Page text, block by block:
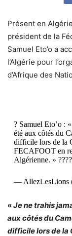
Présent en
président de la
Samuel Eto’o a
l’Algérie pour
d’Afrique des
? Samuel Eto’o :
été aux côtés du
difficile lors de la
FECAFOOT en
Algérienne. »
— AllezLesLions
«Je ne trahis
aux côtés du
difficile lors de la